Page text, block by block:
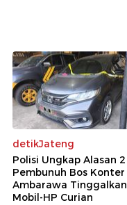
detikJateng
Polisi Ungkap Alasan 2
Pembunuh Bos Konter
Ambarawa Tinggalkan
Mobil-HP Curian